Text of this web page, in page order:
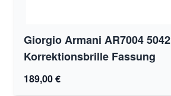
Giorgio Armani AR7004 5042
Korrektionsbrille Fassung
189,00 €